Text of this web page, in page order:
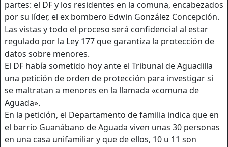
partes: el DF y los residentes en la comuna, encabezados
por su líder, el ex bombero Edwin González Concepción.
Las vistas y todo el proceso será confidencial al estar
regulado por la Ley 177 que garantiza la protección de
datos sobre menores.
El DF había sometido hoy ante el Tribunal de Aguadilla
una petición de orden de protección para investigar si
se maltratan a menores en la llamada «comuna de
Aguada».
En la petición, el Departamento de familia indica que en
el barrio Guanábano de Aguada viven unas 30 personas
en una casa unifamiliar y que de ellos, 10 u 11 son